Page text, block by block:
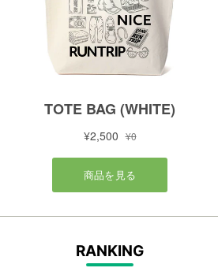
RANKING